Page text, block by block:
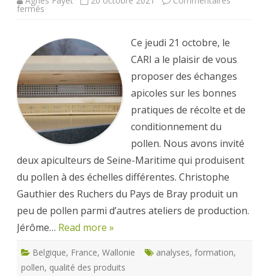
fermés
sur
le
pollen
Ce jeudi 21 octobre, le
CARI a le plaisir de vous
proposer des échanges
apicoles sur les bonnes
pratiques de récolte et de
conditionnement du
pollen. Nous avons invité
deux apiculteurs de Seine-Maritime qui produisent
du pollen à des échelles différentes. Christophe
Gauthier des Ruchers du Pays de Bray produit un
peu de pollen parmi d’autres ateliers de production.
Jérôme… Read more »
Belgique, France, Wallonie analyses, formation,
pollen, qualité des produits